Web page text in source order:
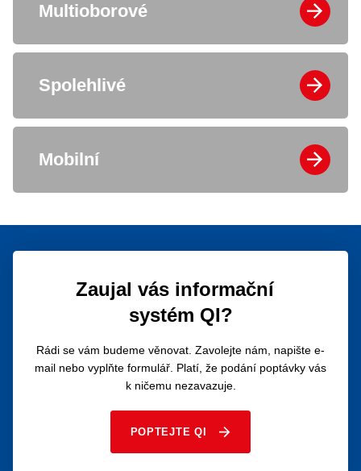
Multioborové
Spolehlivé
Mobilní
Zaujal vás informační
systém QI?
Rádi se vám budeme věnovat. Zavolejte nám, napište e-
mail nebo vyplňte formulář. Platí, že podání poptávky vás
k ničemu nezavazuje.
POPTEJTE QI